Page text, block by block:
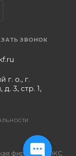
ЗВОНОК
г. о., г.
3, стр. 1,
фирма ХОТОКС